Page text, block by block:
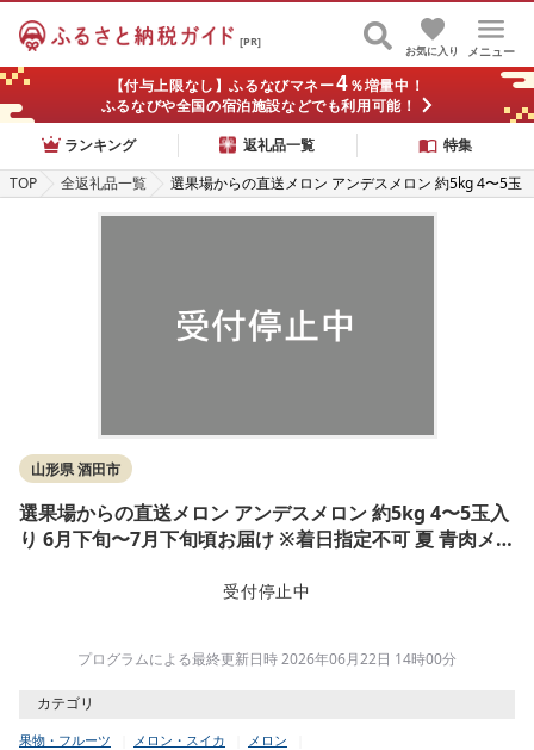
[PR]
メニュー
お気に入り
【付与上限なし】ふるなびマネー4％増量中！
ふるなびや全国の宿泊施設などでも利用可能！
ランキング
返礼品一覧
特集
TOP
全返礼品一覧
選果場からの直送メロン アンデスメロン 約5kg 4〜5玉
山形県 酒田市
選果場からの直送メロン アンデスメロン 約5kg 4〜5玉入
り 6月下旬〜7月下旬頃お届け ※着日指定不可 夏 青肉メロ
受付停止中
プログラムによる最終更新日時 2026年06月22日 14時00分
カテゴリ
果物・フルーツ メロン・スイカ メロン